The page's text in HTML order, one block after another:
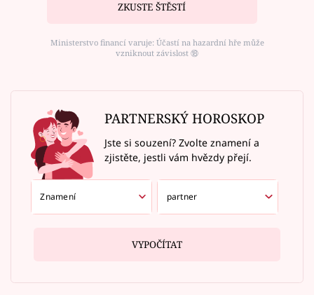
ZKUSTE ŠTĚSTÍ
Ministerstvo financí varuje: Účastí na hazardní hře může
vzniknout závislost ⑱
PARTNERSKÝ HOROSKOP
Jste si souzení? Zvolte znamení a
zjistěte, jestli vám hvězdy přejí.
VYPOČÍTAT